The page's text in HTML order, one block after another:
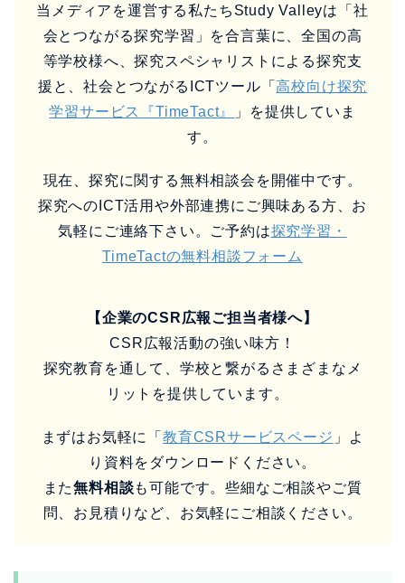
当メディアを運営する私たちStudy Valleyは「社
会とつながる探究学習」を合言葉に、全国の高
等学校様へ、探究スペシャリストによる探究支
援と、社会とつながるICTツール「高校向け探究
学習サービス『TimeTact』
」を提供していま
す。
現在、探究に関する無料相談会を開催中です。
探究へのICT活用や外部連携にご興味ある方、お
気軽にご連絡下さい。ご予約は探究学習・
TimeTactの無料相談フォーム
【企業のCSR広報ご担当者様へ】
CSR広報活動の強い味方！
探究教育を通して、学校と繋がるさまざまなメ
リットを提供しています。
まずはお気軽に「教育CSRサービスページ 」よ
り資料をダウンロードください。
また無料相談も可能です。些細なご相談やご質
問、お見積りなど、お気軽にご相談ください。